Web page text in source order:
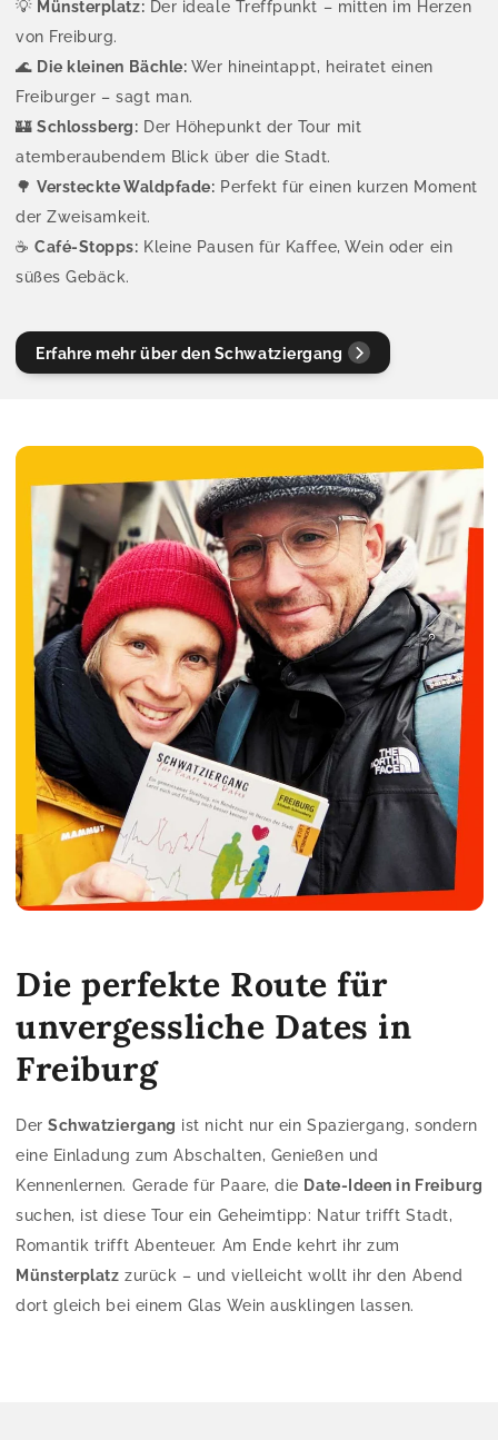
💡 Münsterplatz:Der ideale Treffpunkt – mitten im Herzen
von Freiburg.
🌊 Die kleinen Bächle:Wer hineintappt, heiratet einen
Freiburger – sagt man.
🏰 Schlossberg: Der Höhepunkt der Tour mit
atemberaubendem Blick über die Stadt.
🌳 Versteckte Waldpfade:Perfekt für einen kurzen Moment
der Zweisamkeit.
☕ Café-Stopps: Kleine Pausen für Kaffee, Wein oder ein
süßes Gebäck.
Erfahre mehr über den Schwatziergang
Die perfekte Route für
unvergessliche Dates in
Freiburg
Der Schwatziergang ist nicht nur ein Spaziergang, sondern
eine Einladung zum Abschalten, Genießen und
Kennenlernen. Gerade für Paare, die Date-Ideen in Freiburg
suchen, ist diese Tour ein Geheimtipp: Natur trifft Stadt,
Romantik trifft Abenteuer. Am Ende kehrt ihr zum
Münsterplatzzurück – und vielleicht wollt ihr den Abend
dort gleich bei einem Glas Wein ausklingen lassen.